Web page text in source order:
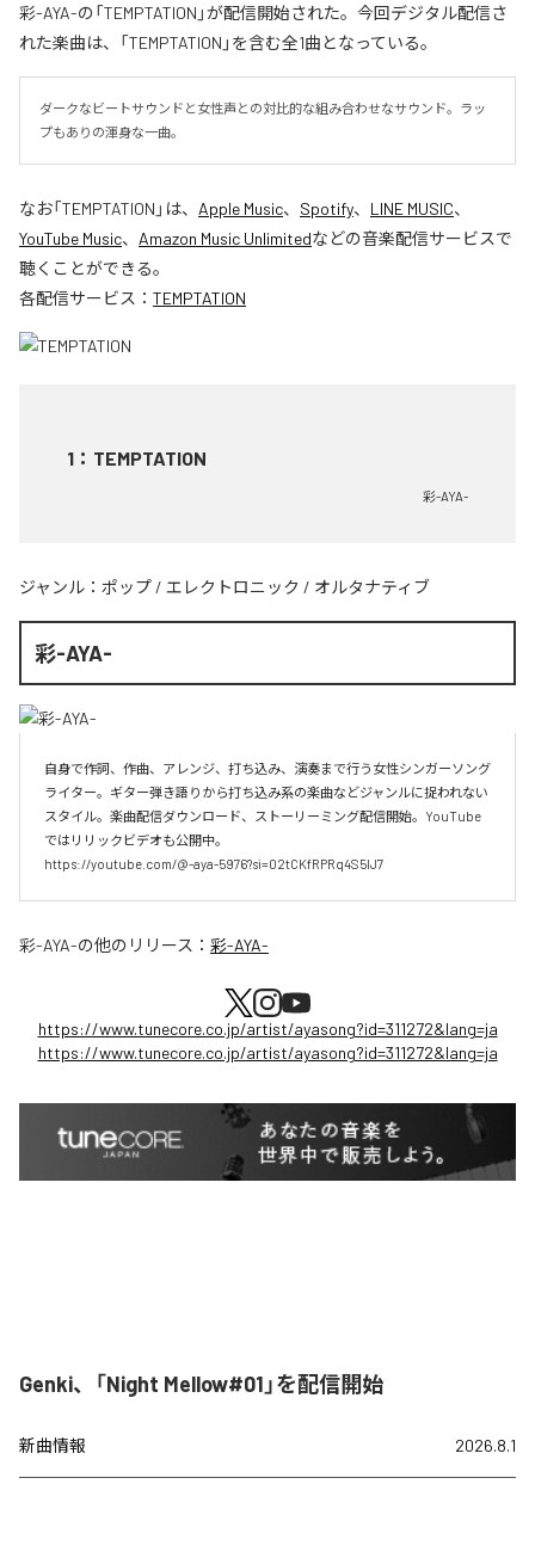
彩-AYA-の「TEMPTATION」が配信開始された。今回デジタル配信さ
れた楽曲は、「TEMPTATION」を含む全1曲となっている。
ダークなビートサウンドと女性声との対比的な組み合わせなサウンド。ラッ
プもありの渾身な一曲。
なお「TEMPTATION 」は、 Apple Music、 Spotify、 LINE MUSIC、
YouTube Music、 Amazon Music Unlimitedなどの音楽配信サービスで
聴くことができる。
各配信サービス： TEMPTATION
1 ： TEMPTATION
彩-AYA-
ジャンル： ポップ / エレクトロニック / オルタナティブ
彩-AYA-
自身で作詞、作曲、アレンジ、打ち込み、演奏まで行う女性シンガーソング
ライター。ギター弾き語りから打ち込み系の楽曲などジャンルに捉われない
スタイル。楽曲配信ダウンロード、ストーリーミング配信開始。YouTube
ではリリックビデオも公開中。
https://youtube.com/@-aya-5976?si=02tCKfRPRq4S5lJ7
彩-AYA-の他のリリース： 彩-AYA-
https://www.tunecore.co.jp/artist/ayasong?id=311272&lang=ja
https://www.tunecore.co.jp/artist/ayasong?id=311272&lang=ja
Genki、「Night Mellow#01」を配信開始
新曲情報 2026.8.1